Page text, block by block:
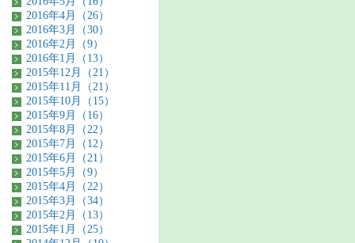
2016年4月（26）
2016年3月（30）
2016年2月（9）
2016年1月（13）
2015年12月（21）
2015年11月（21）
2015年10月（15）
2015年9月（16）
2015年8月（22）
2015年7月（12）
2015年6月（21）
2015年5月（9）
2015年4月（22）
2015年3月（34）
2015年2月（13）
2015年1月（25）